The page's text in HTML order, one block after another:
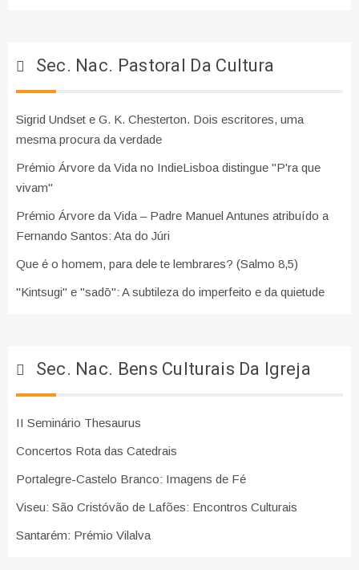
Sec. Nac. Pastoral Da Cultura
Sigrid Undset e G. K. Chesterton. Dois escritores, uma
mesma procura da verdade
Prémio Árvore da Vida no IndieLisboa distingue "P'ra que
vivam"
Prémio Árvore da Vida – Padre Manuel Antunes atribuído a
Fernando Santos: Ata do Júri
Que é o homem, para dele te lembrares? (Salmo 8,5)
"Kintsugi" e "sadō": A subtileza do imperfeito e da quietude
Sec. Nac. Bens Culturais Da Igreja
II Seminário Thesaurus
Concertos Rota das Catedrais
Portalegre-Castelo Branco: Imagens de Fé
Viseu: São Cristóvão de Lafões: Encontros Culturais
Santarém: Prémio Vilalva